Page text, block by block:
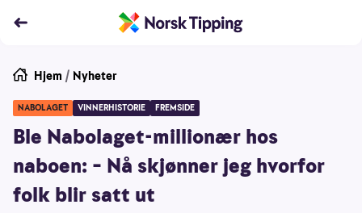
Hjem / Nyheter
NABOLAGET VINNERHISTORIE FREMSIDE
Ble Nabolaget-millionær hos
naboen: – Nå skjønner jeg hvorfor
folk blir satt ut